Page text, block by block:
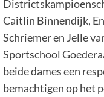
Caitlin Binnendijk,
Schriemer en Jelle
Sportschool
beide dames een
bemachtigen op het